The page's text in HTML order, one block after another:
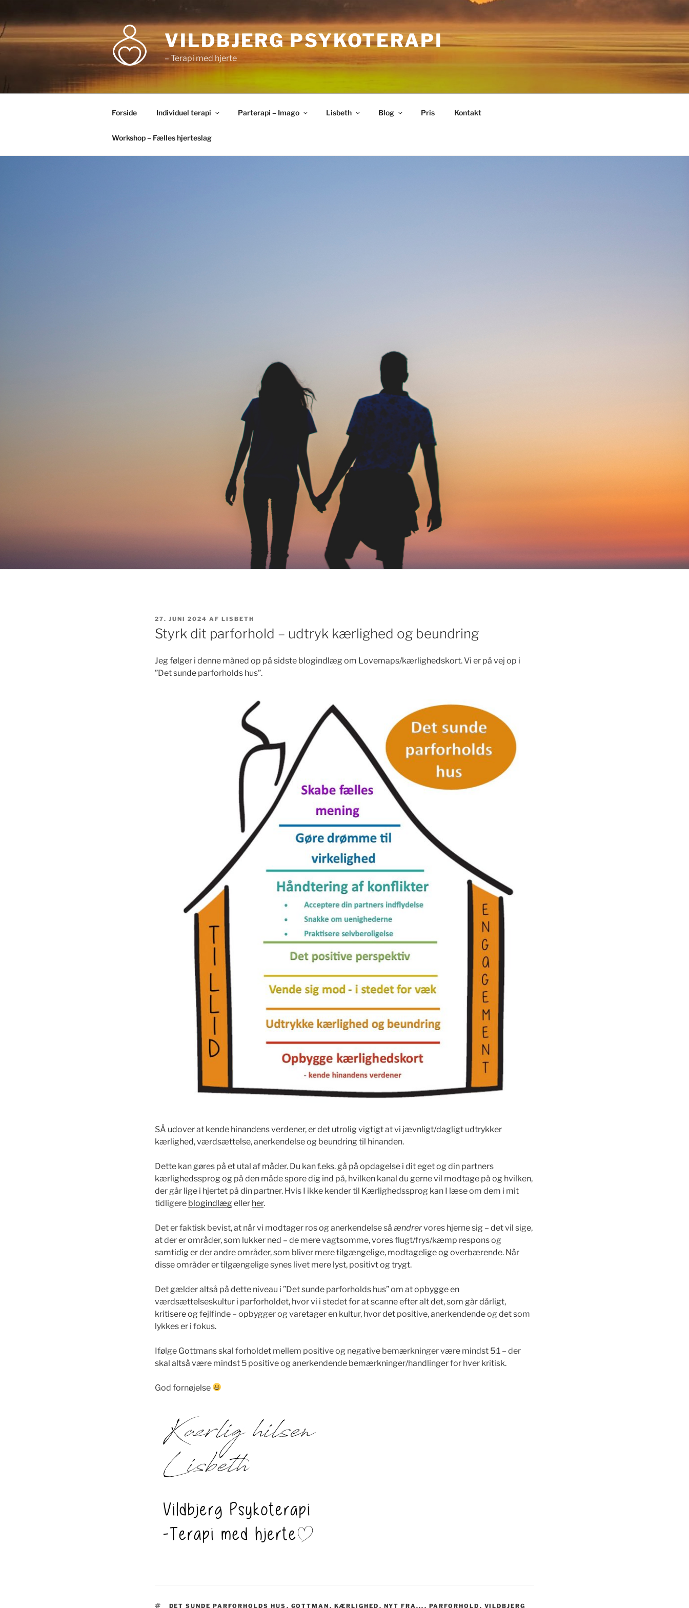
indhold
VILDBJERG PSYKOTERAPI
– Terapi med hjerte
Forside Individuel terapi Parterapi – Imago Lisbeth Blog Pris Kontakt
Workshop – Fælles hjerteslag
UDGIVET
DEN
27. JUNI 2024 AF LISBETH
Styrk dit parforhold – udtryk kærlighed og beundring
Jeg følger i denne måned op på sidste blogindlæg om Lovemaps/kærlighedskort. Vi er på vej op i
”Det sunde parforholds hus”.
SÅ udover at kende hinandens verdener, er det utrolig vigtigt at vi jævnligt/dagligt udtrykker
kærlighed, værdsættelse, anerkendelse og beundring til hinanden.
Dette kan gøres på et utal af måder. Du kan f.eks. gå på opdagelse i dit eget og din partners
kærlighedssprog og på den måde spore dig ind på, hvilken kanal du gerne vil modtage på og hvilken,
der går lige i hjertet på din partner. Hvis I ikke kender til Kærlighedssprog kan I læse om dem i mit
tidligere blogindlægeller her.
Det er faktisk bevist, at når vi modtager ros og anerkendelse så ændrervores hjerne sig – det vil sige,
at der er områder, som lukker ned – de mere vagtsomme, vores flugt/frys/kæmp respons og
samtidig er der andre områder, som bliver mere tilgængelige, modtagelige og overbærende. Når
disse områder er tilgængelige synes livet mere lyst, positivt og trygt.
Det gælder altså på dette niveau i ”Det sunde parforholds hus” om at opbygge en
værdsættelseskultur i parforholdet, hvor vi i stedet for at scanne efter alt det, som går dårligt,
kritisere og fejlfinde – opbygger og varetager en kultur, hvor det positive, anerkendende og det som
lykkes er i fokus.
Ifølge Gottmans skal forholdet mellem positive og negative bemærkninger være mindst 5:1 – der
skal altså være mindst 5 positive og anerkendende bemærkninger/handlinger for hver kritisk.
God fornøjelse
TAGS
DET SUNDE PARFORHOLDS HUS , GOTTMAN , KÆRLIGHED , NYT FRA... , PARFORHOLD , VILDBJERG